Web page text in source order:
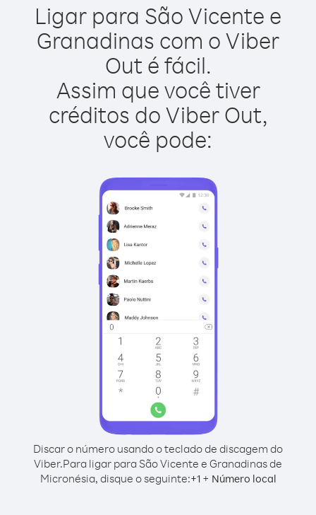
Ligar para São Vicente e
Granadinas com o Viber
Out é fácil.
Assim que você tiver
créditos do Viber Out,
você pode:
Discar o número usando o teclado de discagem do
Viber.Para ligar para São Vicente e Granadinas de
Micronésia, disque o seguinte:+1+ Número local